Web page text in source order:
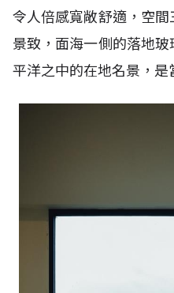
令人倍感寬敞舒適，空
景致，面海一側的落地
平洋之中的在地名景，是